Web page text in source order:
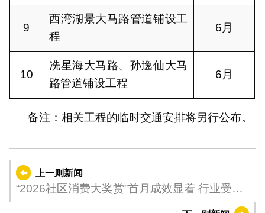
9
西湾湖景大马路管道铺设工
程
6月
10
冼星海大马路、孙逸仙大马
路管道铺设工程
6月
备注：相关工程的临时交通安排将另行公布。
上一则新闻
“2026社区消费大奖赏”首月成效显着 行业受惠